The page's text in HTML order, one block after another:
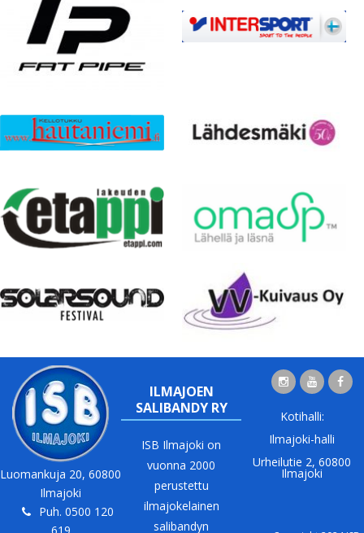
Luomankuja 20, 60800
Ilmajoki
Puh. 0500 120
ILMAJOEN
SALIBANDY RY
ISB Ilmajoki on
vuonna 2000
perustettu
ilmajokelainen
salibandyn
Kotihalli:
Ilmajoki-halli
Urheilutie 2, 60800
Ilmajoki